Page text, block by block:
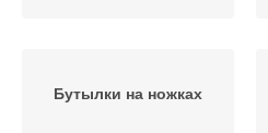
Бутылки на ножках